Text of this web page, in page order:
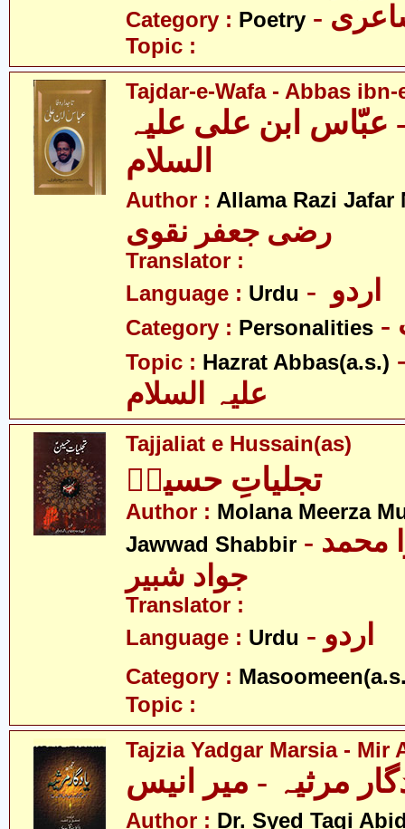
Category : Poetry
Topic :
Tajdar-e-Wafa - Abbas ibn-
- عبّاس ابن علی علیہ
Author : Allama Razi Jafar
رضی جعفر نقوی
Translator :
Language : Urdu
Category : Personalities
Topic : Hazrat Abbas(a.s.)
علیہ السلام
Tajjaliat e Hussain(as)
تجلیاتِ حسینؑ
Author : Molana Meerza
Jawwad Shabbir - مولانا میرزا محمد
جواد شبیر
Translator :
Language : Urdu - اردو
Category :
Topic :
Tajzia Yadgar Marsia - Mir
مرثیہ - میر انیس
Author : Dr. Syed Taqi